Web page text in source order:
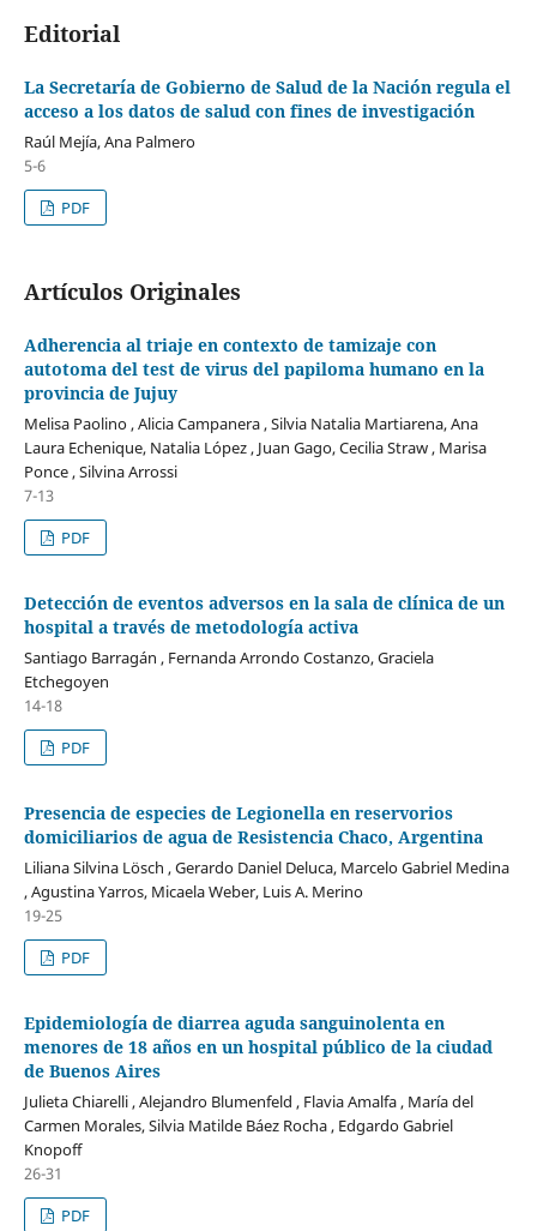
Editorial
La Secretaría de Gobierno de Salud de la Nación regula el
acceso a los datos de salud con fines de investigación
Raúl Mejía, Ana Palmero
5-6
PDF
Artículos Originales
Adherencia al triaje en contexto de tamizaje con
autotoma del test de virus del papiloma humano en la
provincia de Jujuy
Melisa Paolino , Alicia Campanera , Silvia Natalia Martiarena, Ana
Laura Echenique, Natalia López , Juan Gago, Cecilia Straw , Marisa
Ponce , Silvina Arrossi
7-13
PDF
Detección de eventos adversos en la sala de clínica de un
hospital a través de metodología activa
Santiago Barragán , Fernanda Arrondo Costanzo, Graciela
Etchegoyen
14-18
PDF
Presencia de especies de Legionella en reservorios
domiciliarios de agua de Resistencia Chaco, Argentina
Liliana Silvina Lösch , Gerardo Daniel Deluca, Marcelo Gabriel Medina
, Agustina Yarros, Micaela Weber, Luis A. Merino
19-25
PDF
Epidemiología de diarrea aguda sanguinolenta en
menores de 18 años en un hospital público de la ciudad
de Buenos Aires
Julieta Chiarelli , Alejandro Blumenfeld , Flavia Amalfa , María del
Carmen Morales, Silvia Matilde Báez Rocha , Edgardo Gabriel
Knopoff
26-31
PDF